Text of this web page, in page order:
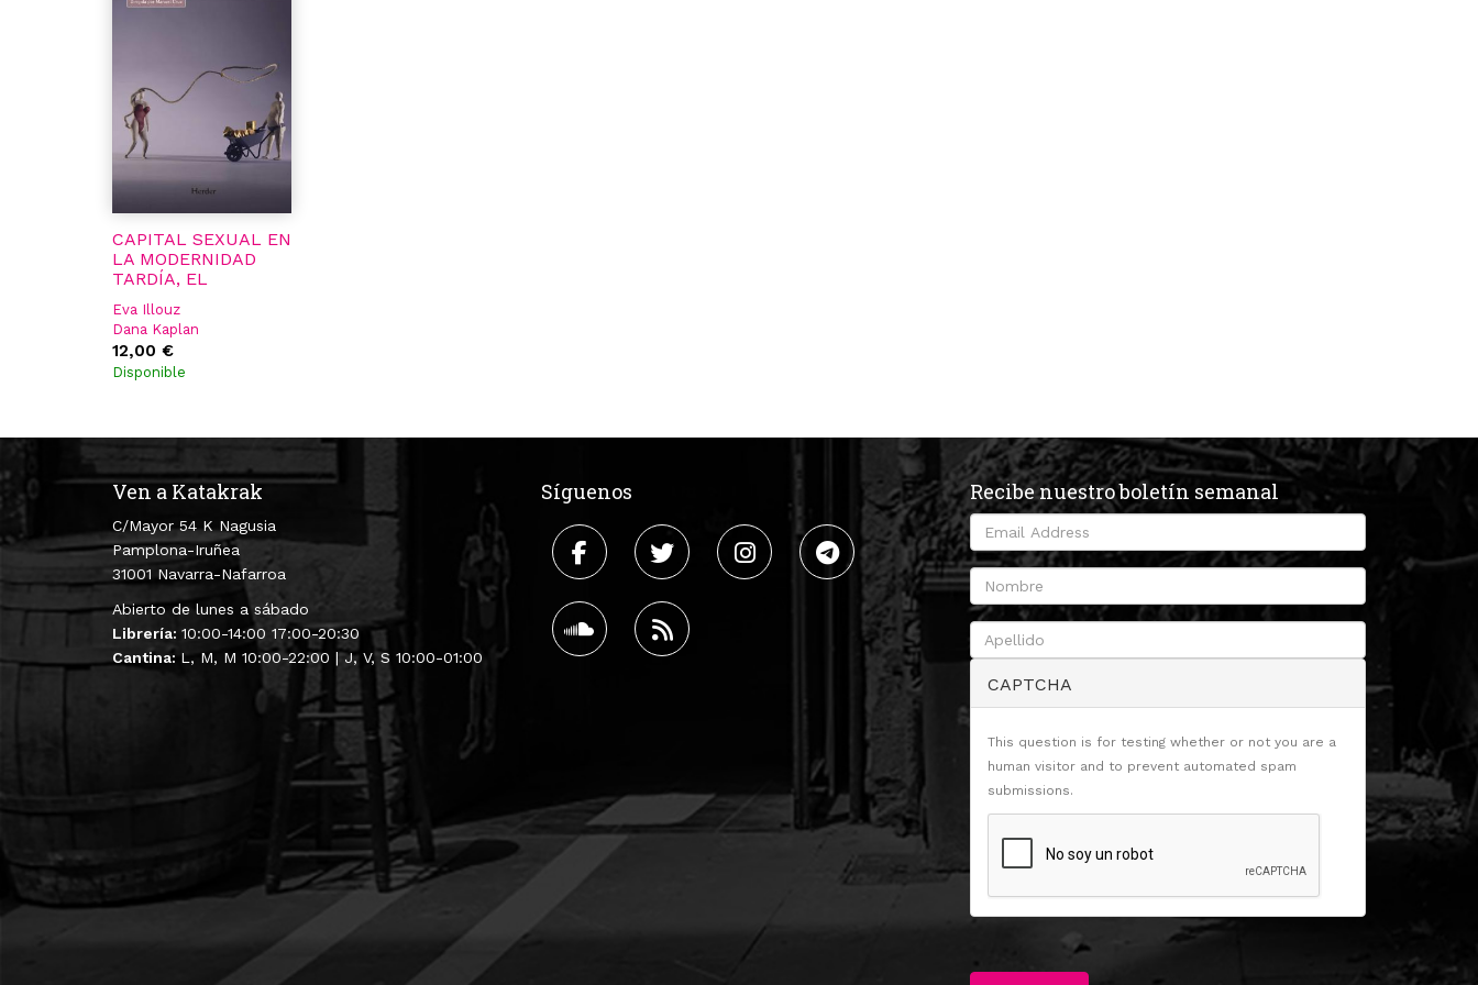
CAPITAL SEXUAL EN
LA MODERNIDAD
TARDÍA, EL
Eva Illouz
Dana Kaplan
12,00 €
Disponible
Ven a Katakrak
C/Mayor 54 K Nagusia
Pamplona-Iruñea
31001 Navarra-Nafarroa
Abierto de lunes a sábado
Librería: 10:00-14:00 17:00-20:30
Cantina: L, M, M 10:00-22:00 | J, V, S 10:00-01:00
Síguenos Recibe nuestro boletín semanal
CAPTCHA
This question is for testing whether or not you are a
human visitor and to prevent automated spam
submissions.